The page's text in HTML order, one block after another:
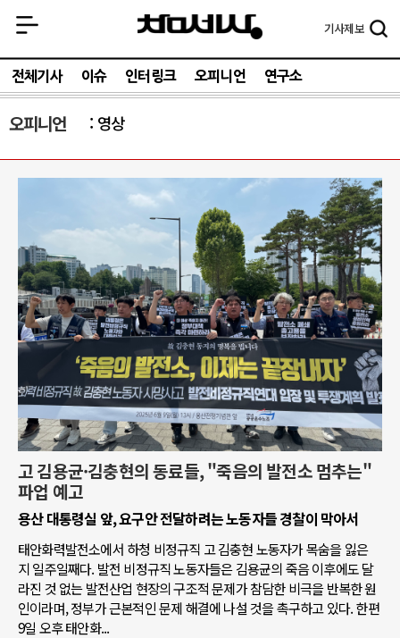
기사제보
전체기사 이슈 인터링크 오피니언 연구소
오피니언 영상
고 김용균·김충현의 동료들, "죽음의 발전소 멈추는"
파업 예고
용산 대통령실 앞, 요구안 전달하려는 노동자들 경찰이 막아서
태안화력발전소에서 하청 비정규직 고 김충현 노동자가 목숨을 잃은
지 일주일째다. 발전 비정규직 노동자들은 김용균의 죽음 이후에도 달
라진 것 없는 발전산업 현장의 구조적 문제가 참담한 비극을 반복한 원
인이라며, 정부가 근본적인 문제 해결에 나설 것을 촉구하고 있다. 한편
9일 오후 태안화...